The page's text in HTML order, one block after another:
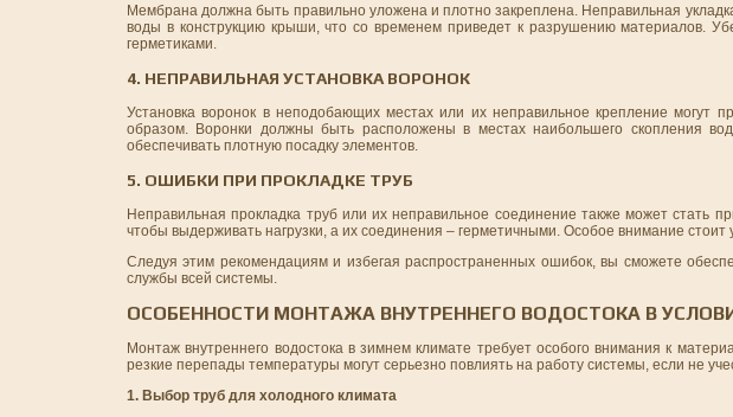
Мембрана должна быть правильно уложена и плотно закреплена. Неправильная
воды в конструкцию крыши, что со временем приведет к разрушению материалов.
герметиками.
4. НЕПРАВИЛЬНАЯ УСТАНОВКА ВОРОНОК
Установка воронок в неподобающих местах или их неправильное крепление могут
образом. Воронки должны быть расположены в местах наибольшего скопления
обеспечивать плотную посадку элементов.
5. ОШИБКИ ПРИ ПРОКЛАДКЕ ТРУБ
Неправильная прокладка труб или их неправильное соединение также может стать
чтобы выдерживать нагрузки, а их соединения – герметичными. Особое внимание
Следуя этим рекомендациям и избегая распространенных ошибок, вы сможете
службы всей системы.
ОСОБЕННОСТИ МОНТАЖА ВНУТРЕННЕГО ВОДОСТОКА В
Монтаж внутреннего водостока в зимнем климате требует особого внимания к
резкие перепады температуры могут серьезно повлиять на работу системы, если не
1. Выбор труб для холодного климата